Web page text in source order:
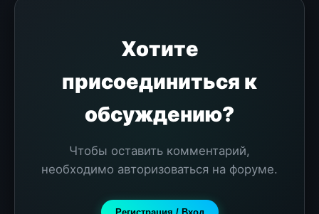
Хотите
присоединиться к
обсуждению?
Чтобы оставить комментарий,
необходимо авторизоваться на форуме.